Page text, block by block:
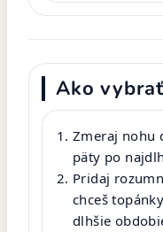
Ako
Zmeraj nohu
päty po
Pridaj
chceš
dlhšie